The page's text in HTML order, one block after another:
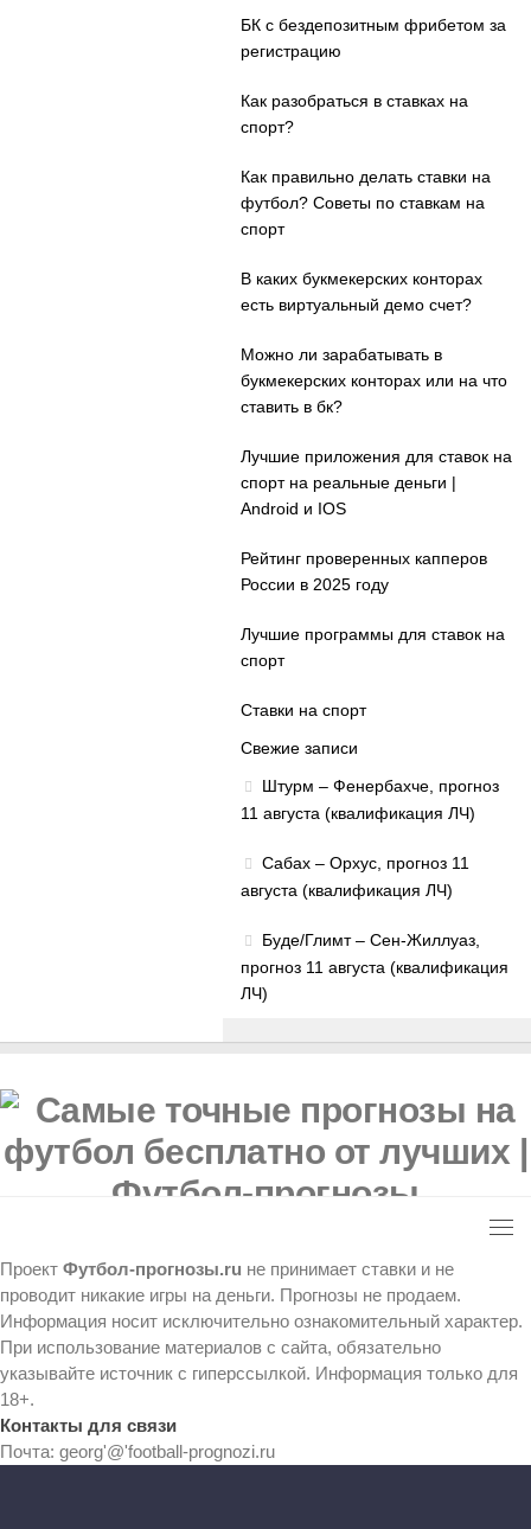
БК с бездепозитным фрибетом за
регистрацию
Как разобраться в ставках на
спорт?
Как правильно делать ставки на
футбол? Советы по ставкам на
спорт
В каких букмекерских конторах
есть виртуальный демо счет?
Можно ли зарабатывать в
букмекерских конторах или на что
ставить в бк?
Лучшие приложения для ставок на
спорт на реальные деньги |
Android и IOS
Рейтинг проверенных капперов
России в 2025 году
Лучшие программы для ставок на
спорт
Ставки на спорт
Свежие записи
Штурм – Фенербахче, прогноз
11 августа (квалификация ЛЧ)
Сабах – Орхус, прогноз 11
августа (квалификация ЛЧ)
Буде/Глимт – Сен-Жиллуаз,
прогноз 11 августа (квалификация
ЛЧ)
Проект Футбол-прогнозы.ru не принимает ставки и не
проводит никакие игры на деньги. Прогнозы не продаем.
Информация носит исключительно ознакомительный характер.
При использование материалов с сайта, обязательно
указывайте источник с гиперссылкой. Информация только для
18+.
Контакты для связи
Почта: georg'@'football-prognozi.ru